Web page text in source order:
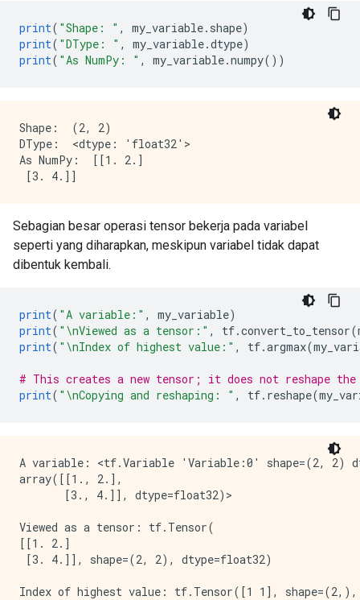
print( "Shape: " , my_variable. shape)
print( "DType: " , my_variable.dtype)
print( "As NumPy: " , my_variable.numpy())
Shape:  (2, 2)
DType:  <dtype: 'float32'>
As NumPy:  [[1. 2.]
Sebagian besar operasi tensor bekerja pada variabel
seperti yang diharapkan, meskipun variabel tidak dapat
dibentuk kembali.
print( "A variable:" , my_variable)
print( "\nViewed as a tensor:" , tf.convert_to_tensor(
print( "\nIndex of highest value:" , tf.argmax(
# This creates a new tensor; it does not reshape
print( "\nCopying and reshaping: " , tf. reshape(
A variable: <tf.Variable 'Variable:0' shape=(2, 2)
array([[1., 2.],
       [3., 4.]], dtype=float32)>
Viewed as a tensor: tf.Tensor(
[[1. 2.]
[3. 4.]], shape=(2, 2), dtype=float32)
Index of highest value: tf.Tensor([1 1], shape=(2,),